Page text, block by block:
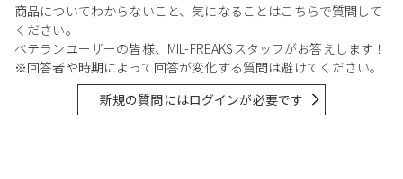
商品についてわからないこと、気になることはこちらで質問して
ください。
ベテランユーザーの皆様、MIL-FREAKSスタッフがお答えします！
※回答者や時期によって回答が変化する質問は避けてください。
新規の質問にはログインが必要です